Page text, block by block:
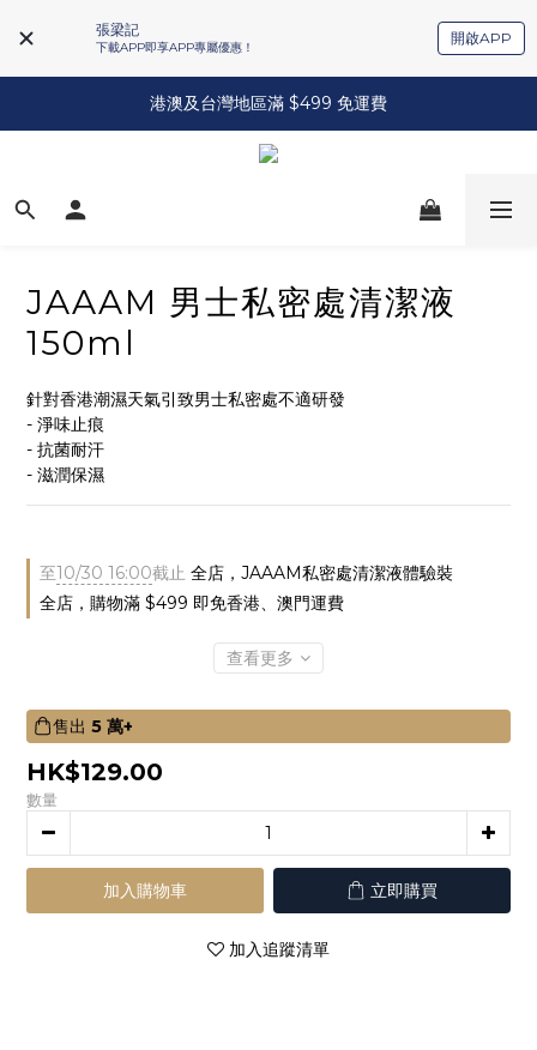
張梁記
下載APP即享APP專屬優惠！
開啟APP
港澳及台灣地區滿 $499 免運費
JAAAM 男士私密處清潔液
150ml
針對香港潮濕天氣引致男士私密處不適研發
- 淨味止痕
- 抗菌耐汗
- 滋潤保濕
至10/30 16:00截止 全店，JAAAM私密處清潔液體驗裝
全店，購物滿 $499 即免香港、澳門運費
查看更多
售出 5 萬+
HK$129.00
數量
加入購物車 立即購買
加入追蹤清單